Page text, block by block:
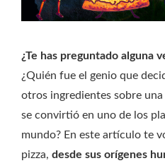
¿Te has preguntado alguna
¿Quién fue el genio que
otros ingredientes sobre una
se convirtió en uno de los
mundo? En este artículo te
pizza, desde sus orígenes